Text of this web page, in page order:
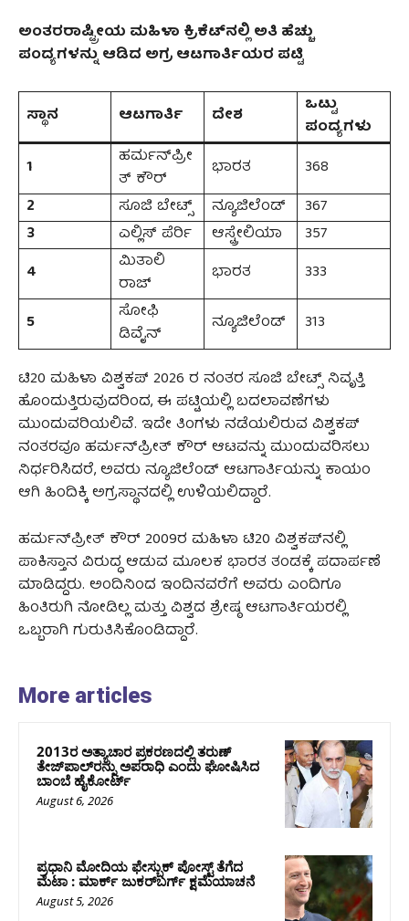
ಅಂತರರಾಷ್ಟ್ರೀಯ ಮಹಿಳಾ ಕ್ರಿಕೆಟ್‌ನಲ್ಲಿಅತಿಹೆಚ್ಚು
ಪಂದ್ಯಗಳನ್ನುಆಡಿದ ಅಗ್ರಆಟಗಾರ್ತಿಯರಪಟ್ಟಿ
ಸ್ಥಾನ ಆಟಗಾರ್ತಿ ದೇಶ
ಒಟ್ಟು
ಪಂದ್ಯಗಳು
1
ಹರ್ಮನ್‌ಪ್ರೀ
ತ್ ಕೌರ್
ಭಾರತ
368
2
ಸೂಜಿ ಬೇಟ್ಸ್ ನ್ಯೂಜಿಲೆಂಡ್
367
3
ಎಲ್ಲಿಸ್ ಪೆರ್ರಿ ಆಸ್ಟ್ರೇಲಿಯಾ
357
4
ಮಿತಾಲಿ
ರಾಜ್
ಭಾರತ
333
5
ಸೋಫಿ
ಡಿವೈನ್
ನ್ಯೂಜಿಲೆಂಡ್ 313
ಟಿ20 ಮಹಿಳಾ ವಿಶ್ವಕಪ್ 2026 ರ ನಂತರ ಸೂಜಿ ಬೇಟ್ಸ್ ನಿವೃತ್ತಿ
ಹೊಂದುತ್ತಿರುವುದರಿಂದ, ಈ ಪಟ್ಟಿಯಲ್ಲಿ ಬದಲಾವಣೆಗಳು
ಮುಂದುವರಿಯಲಿವೆ. ಇದೇ ತಿಂಗಳು ನಡೆಯಲಿರುವ ವಿಶ್ವಕಪ್
ನಂತರವೂ ಹರ್ಮನ್‌ಪ್ರೀತ್ ಕೌರ್ ಆಟವನ್ನು ಮುಂದುವರಿಸಲು
ನಿರ್ಧರಿಸಿದರೆ, ಅವರು ನ್ಯೂಜಿಲೆಂಡ್ ಆಟಗಾರ್ತಿಯನ್ನು ಕಾಯಂ
ಆಗಿ ಹಿಂದಿಕ್ಕಿ ಅಗ್ರಸ್ಥಾನದಲ್ಲಿ ಉಳಿಯಲಿದ್ದಾರೆ.
ಹರ್ಮನ್‌ಪ್ರೀತ್ ಕೌರ್ 2009ರ ಮಹಿಳಾ ಟಿ20 ವಿಶ್ವಕಪ್‌ನಲ್ಲಿ
ಪಾಕಿಸ್ತಾನ ವಿರುದ್ಧ ಆಡುವ ಮೂಲಕ ಭಾರತ ತಂಡಕ್ಕೆ ಪದಾರ್ಪಣೆ
ಮಾಡಿದ್ದರು. ಅಂದಿನಿಂದ ಇಂದಿನವರೆಗೆ ಅವರು ಎಂದಿಗೂ
ಹಿಂತಿರುಗಿ ನೋಡಿಲ್ಲ ಮತ್ತು ವಿಶ್ವದ ಶ್ರೇಷ್ಠ ಆಟಗಾರ್ತಿಯರಲ್ಲಿ
ಒಬ್ಬರಾಗಿ ಗುರುತಿಸಿಕೊಂಡಿದ್ದಾರೆ.
More articles
2013ರ ಅತ್ಯಾಚಾರ ಪ್ರಕರಣದಲ್ಲಿ ತರುಣ್
ತೇಜ್‌ಪಾಲ್‌ರನ್ನು ಅಪರಾಧಿ ಎಂದು ಘೋಷಿಸಿದ
ಬಾಂಬೆ ಹೈಕೋರ್ಟ್
August 6, 2026
ಪ್ರಧಾನಿ ಮೋದಿಯ ಫೇಸ್ಬುಕ್‌ ಪೋಸ್ಟ್‌ ತೆಗೆದ
ಮೆಟಾ : ಮಾರ್ಕ್ ಜುಕರ್‌ಬರ್ಗ್ ಕ್ಷಮೆಯಾಚನೆ
August 5, 2026